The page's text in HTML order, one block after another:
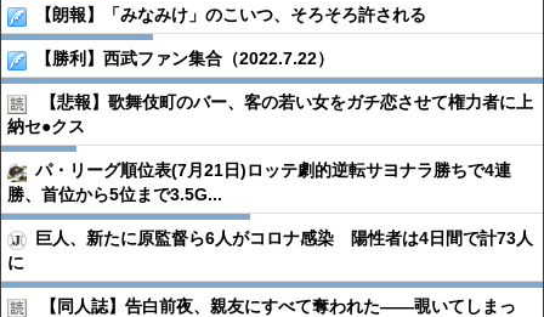
【朗報】「みなみけ」のこいつ、そろそろ許される
【勝利】西武ファン集合（2022.7.22）
【悲報】歌舞伎町のバー、客の若い女をガチ恋させて権力者に上
納セ●︎クス
パ・リーグ順位表(7月21日)ロッテ劇的逆転サヨナラ勝ちで4連
勝、首位から5位まで3.5G...
巨人、新たに原監督ら6人がコロナ感染 陽性者は4日間で計73人
に
【同人誌】告白前夜、親友にすべて奪われた――覗いてしまっ